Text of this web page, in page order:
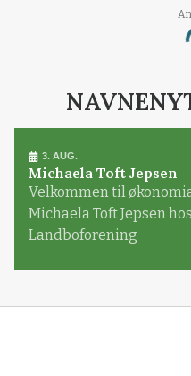
3. AUG.
Michaela Toft Jepsen
Velkommen til
Michaela Toft Jepsen
Landboforening